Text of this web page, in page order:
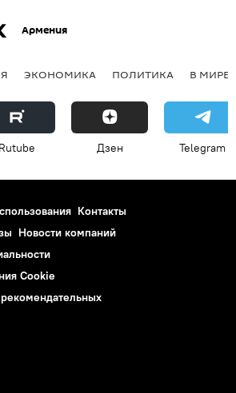
Армения
ЭКОНОМИКА ПОЛИТИКА В МИРЕ
Rutube Дзен Telegram
Контакты
Новости компаний
Cookie